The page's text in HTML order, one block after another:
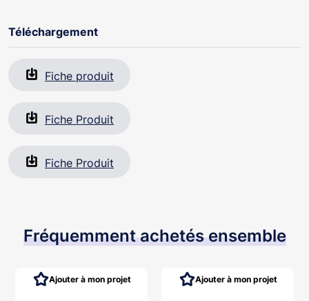
Téléchargement
Fiche produit
Fiche Produit
Fiche Produit
Fréquemment achetés ensemble
Ajouter à mon projet Ajouter à mon projet